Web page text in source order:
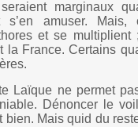
marginaux
s’en amuser. Mais,
et se multiplient
la France. Certains
Laïque ne permet
Dénoncer le
bien. Mais quid du